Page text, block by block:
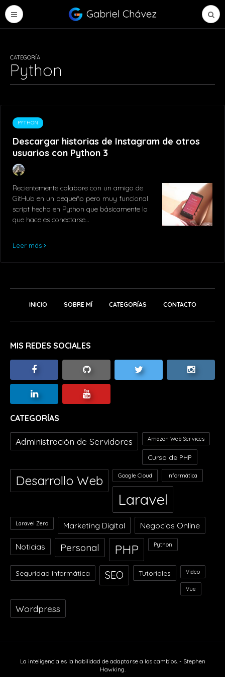
CATEGORÍA
Python
PYTHON
Descargar historias de Instagram de otros
usuarios con Python 3
Recientemente colabore con un amigo de
GitHub en un pequeño pero muy funcional
script hecho en Python que básicamente lo
que hace es conectarse…
Leer más
INICIO SOBRE MÍ CATEGORÍAS CONTACTO
MIS REDES SOCIALES
CATEGORÍAS
Administración de Servidores Amazon Web Services
Curso de PHP
Desarrollo Web Google Cloud Informática
Laravel
Laravel Zero Marketing Digital Negocios Online
Noticias Personal PHP Python
Seguridad Informática SEO Tutoriales Video
Vue
Wordpress
La inteligencia es la habilidad de adaptarse a los cambios. - Stephen
Hawking.